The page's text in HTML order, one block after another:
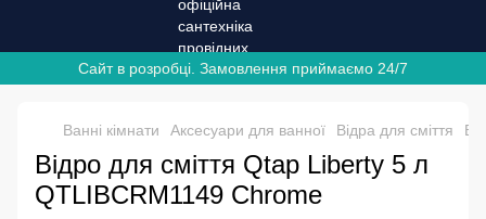
Сайт в розробці. Замовлення приймаємо 24/7
Ванні кімнати Аксесуари для ванної Відра для сміття
Відро для сміття Qtap Liberty 5 л
QTLIBCRM1149 Chrome